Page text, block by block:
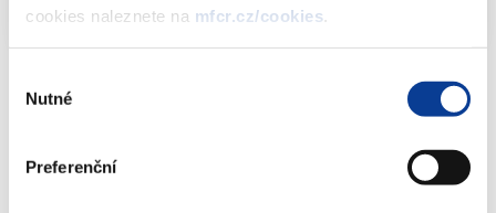
cookies naleznete na mfcr.cz/cookies.
souhlasu
Nutné
Preferenční